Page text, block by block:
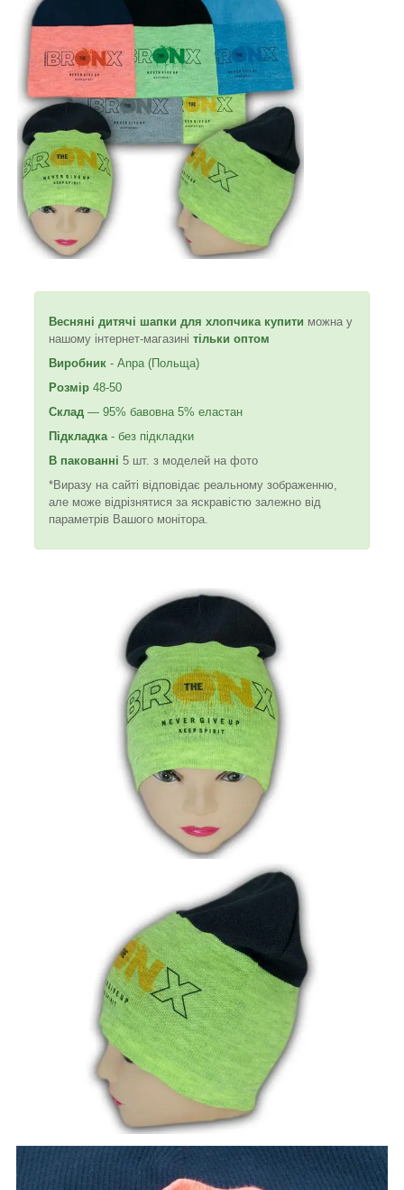
Весняні дитячі шапки для хлопчика купити можна у
нашому інтернет-магазині тільки оптом
Виробник - Anpa (Польща)
Розмір 48-50
Склад — 95% бавовна 5% еластан
Підкладка - без підкладки
В пакованні 5 шт. з моделей на фото
*Виразу на сайті відповідає реальному зображенню,
але може відрізнятися за яскравістю залежно від
параметрів Вашого монітора.